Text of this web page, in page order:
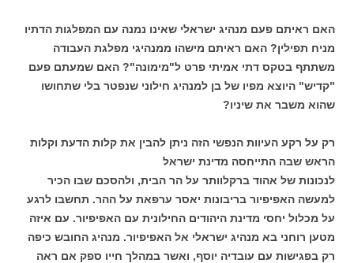
האם ראיתם פעם מנהיג ישראלי שאינו נמנה עם המפלגות הדתיו
מניח תפילין? האם ראיתם מישהו ממנהיגי מפלגת העבודה
משתתף בטקס דתי אמיתי פרט ל"מימונה"? האם שמעתם פעם
"קדיש" היוצא מפיו של בן למנהיג חילוני שנפטר בלי שתחושו
שהוא משבר את שיניו?
רק על רקע העיוות הנפשי הזה ניתן להבין את קלות הדעת וקלות
הראש שבה התייחסה מדינת ישראל
לנכונות של אהוד ברקלוותר על הר הבית, ולהסכם שבו הכיר
למעשה האפיפיור בריבונות יאסר ערפאת על ההר. תחשבו לרגע
על מכלול יחסי מדינת היהודים החילונית עם האפיפיור. עם איזה
מטען רוחני בא מנהיג ישראלי אל האפיפיור. מנהיג החובש כיפה
רק בפגישות עם עובדיה יוסף, ואשר במהלך חייו ספק אם ראה